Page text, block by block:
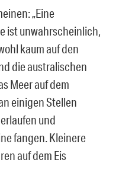
„Eine
ist unwahrscheinlich,
kaum auf den
die australischen
Meer auf dem
einigen Stellen
und
fangen. Kleinere
auf dem Eis